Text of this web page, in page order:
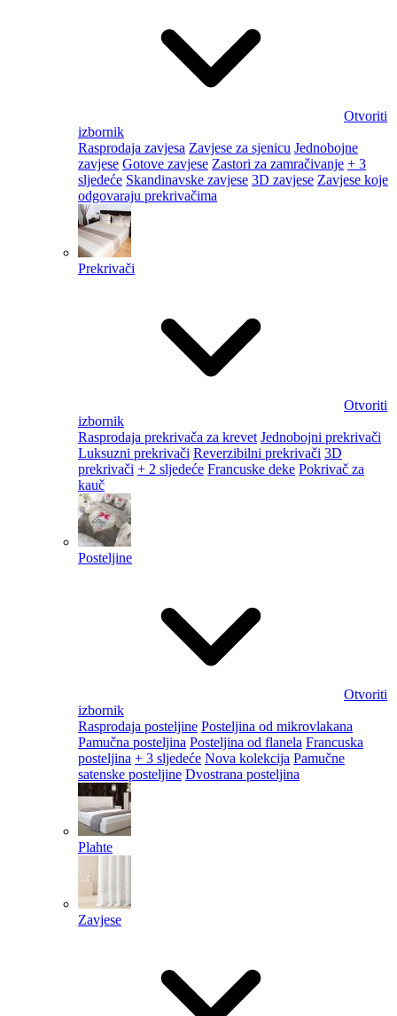
Otvoriti
izbornik
Rasprodaja zavjesa Zavjese za sjenicu Jednobojne
zavjese Gotove zavjese Zastori za zamračivanje + 3
sljedeće Skandinavske zavjese 3D zavjese Zavjese koje
odgovaraju prekrivačima
Prekrivači
Otvoriti
izbornik
Rasprodaja prekrivača za krevet Jednobojni prekrivači
Luksuzni prekrivači Reverzibilni prekrivači 3D
prekrivači + 2 sljedeće Francuske deke Pokrivač za
kauč
Posteljine
Otvoriti
izbornik
Rasprodaja posteljine Posteljina od mikrovlakana
Pamučna posteljina Posteljina od flanela Francuska
posteljina + 3 sljedeće Nova kolekcija Pamučne
satenske posteljine Dvostrana posteljina
Plahte
Zavjese